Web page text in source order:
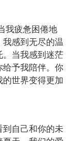
我疲惫困倦地
感到无尽的温
当我感到迷茫
予我陪伴。你
世界变得更加
自己和你的未